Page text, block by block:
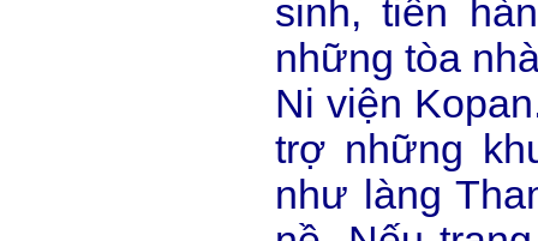
sinh, tiến
những tòa
Ni viện
trợ những
như làng